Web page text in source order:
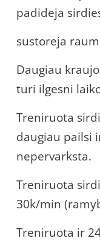
padideja
sustoreja
Daugiau
turi ilgesni
Treniruota
daugiau pailsi
nepervarksta.
Treniruota
30k/min
Treniruota ir